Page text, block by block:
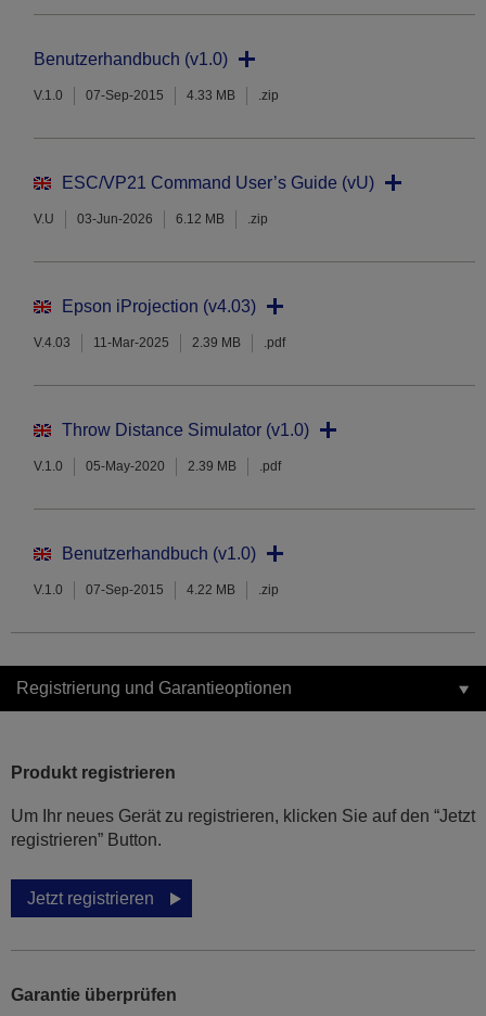
Benutzerhandbuch (v1.0)
V.1.0 07-Sep-2015 4.33 MB .zip
ESC/VP21 Command User’s Guide (vU)
V.U 03-Jun-2026 6.12 MB .zip
Epson iProjection (v4.03)
V.4.03 11-Mar-2025 2.39 MB .pdf
Throw Distance Simulator (v1.0)
V.1.0 05-May-2020 2.39 MB .pdf
Benutzerhandbuch (v1.0)
V.1.0 07-Sep-2015 4.22 MB .zip
Registrierung und Garantieoptionen
Produkt registrieren
Um Ihr neues Gerät zu registrieren, klicken Sie auf den “Jetzt
registrieren” Button.
Jetzt registrieren
Garantie überprüfen